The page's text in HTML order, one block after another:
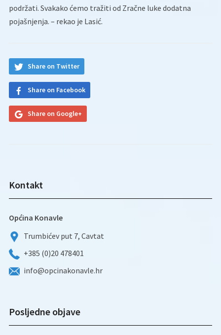
podržati. Svakako ćemo tražiti od Zračne luke dodatna
pojašnjenja. – rekao je Lasić.
Share on Twitter
Share on Facebook
Share on Google+
Kontakt
Općina Konavle
Trumbićev put 7, Cavtat
+385 (0)20 478401
info@opcinakonavle.hr
Posljedne objave